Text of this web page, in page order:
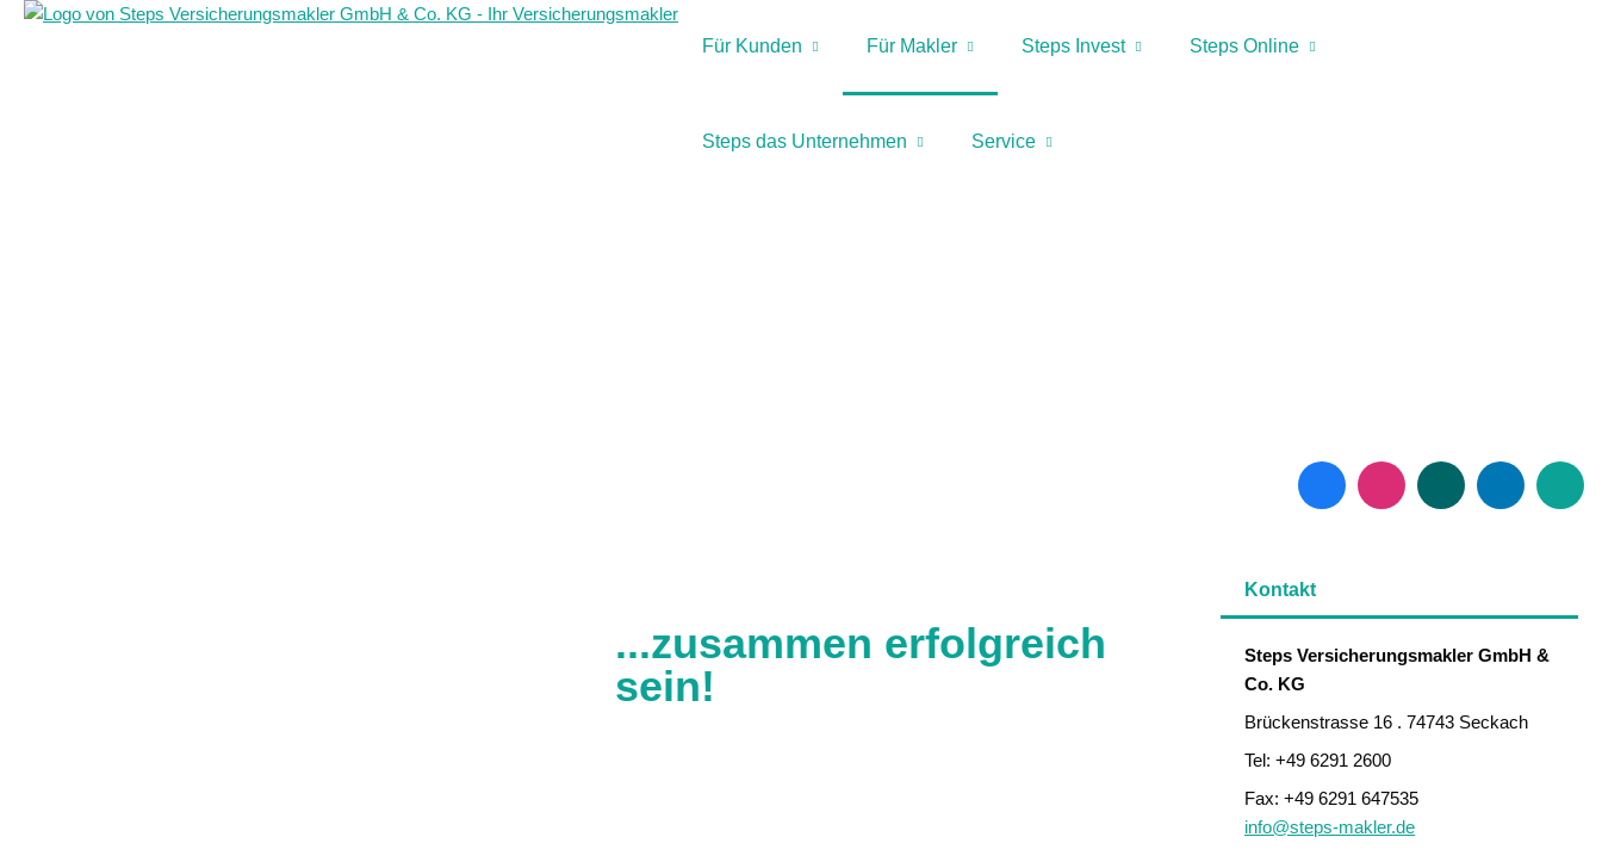
Für Kunden Für Makler Steps Invest Steps Online
Steps das Unternehmen Service
Kontakt
Steps Ver­sicherungs­makler GmbH &
Co. KG
Brückenstrasse 16 . 74743 Seckach
Tel: +49 6291 2600
Fax: +49 6291 647535
info@steps-makler.de
...zusammen erfolgreich
sein!